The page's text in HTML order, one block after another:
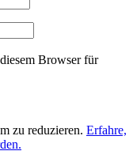
Browser für
zu reduzieren. Erfahre,